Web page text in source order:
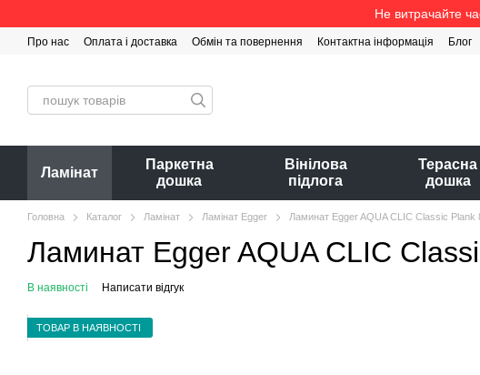
Не витрачайте
Про нас Оплата і доставка Обмін та повернення Контактна інформація Блог
Ламінат
Паркетна
дошка
Вінілова
підлога
Терасна
дошка
Головна Каталог Ламінат Ламінат Egger Ламинат Egger AQUA CLIC Classic
Ламинат Egger AQUA CLIC
В наявності Написати відгук
ТОВАР В НАЯВНОСТІ